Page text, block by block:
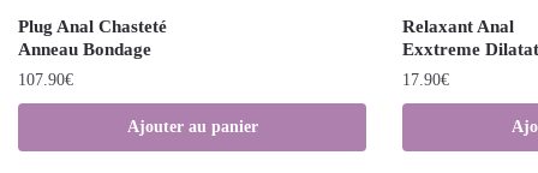
Plug Anal Chasteté
Anneau Bondage
107.90€
Ajouter au panier
Relaxant Anal
Exxtreme
17.90€